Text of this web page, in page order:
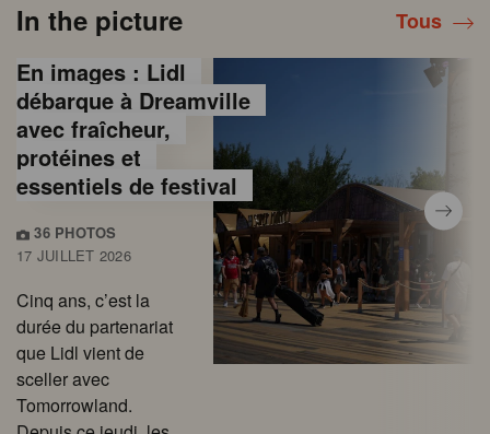
In the picture Tous
En images : Lidl
débarque à Dreamville
avec fraîcheur,
protéines et
essentiels de festival
36 PHOTOS
17 JUILLET 2026
Cinq ans, c’est la
durée du partenariat
que Lidl vient de
sceller avec
Tomorrowland.